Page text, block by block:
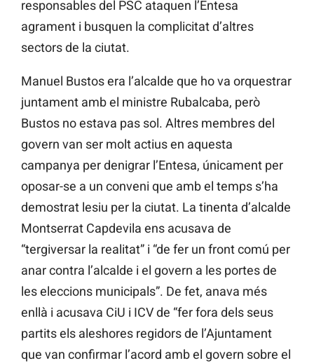
responsables del PSC ataquen l’Entesa
agrament i busquen la complicitat d’altres
sectors de la ciutat.
Manuel Bustos era l’alcalde que ho va orquestrar
juntament amb el ministre Rubalcaba, però
Bustos no estava pas sol. Altres membres del
govern van ser molt actius en aquesta
campanya per denigrar l’Entesa, únicament per
oposar-se a un conveni que amb el temps s’ha
demostrat lesiu per la ciutat. La tinenta d’alcalde
Montserrat Capdevila ens acusava de
“tergiversar la realitat” i “de fer un front comú per
anar contra l’alcalde i el govern a les portes de
les eleccions municipals”. De fet, anava més
enllà i acusava CiU i ICV de “fer fora dels seus
partits els aleshores regidors de l’Ajuntament
que van confirmar l’acord amb el govern sobre el